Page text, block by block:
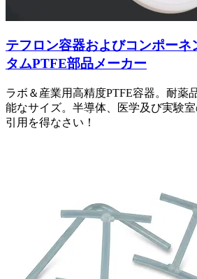
テフロン容器およびコンポーネ
タムPTFE部品メーカー
ラボ＆産業用高精度PTFE容器。耐薬
能なサイズ。半導体、医学及び実験室
引用を得なさい！